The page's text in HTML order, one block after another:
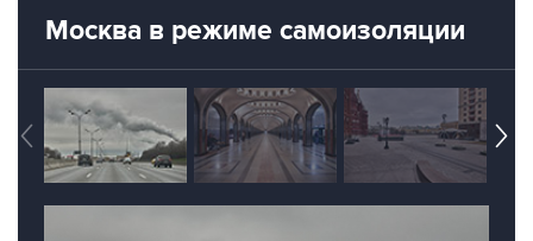
Москва в режиме самоизоляции